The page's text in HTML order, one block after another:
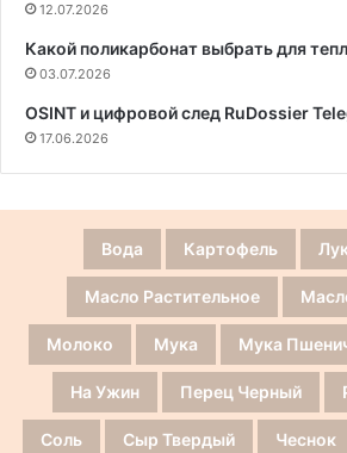
12.07.2026
Какой поликарбонат выбрать для
03.07.2026
OSINT и цифровой след RuDossier
17.06.2026
Вода Картофель
Масло Растительное
Молоко Мука Мука
На Ужин Перец Черный
Соль Сыр Твердый Чеснок